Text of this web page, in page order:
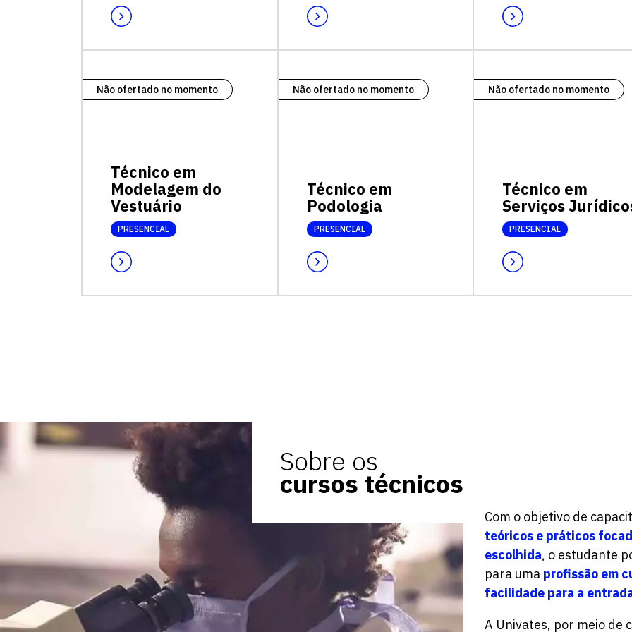
Não ofertado no momento
Técnico em
Modelagem do
Vestuário
PRESENCIAL
Não ofertado no momento
Técnico em
Podologia
PRESENCIAL
Não ofertado no momento
Técnico em
Serviços
PRESENCIAL
Sobre os
cursos técnicos
Com o objetivo de
teóricos e práticos
escolhida, o estudante
para uma profissão em
facilidade para a
A Univates, por meio de